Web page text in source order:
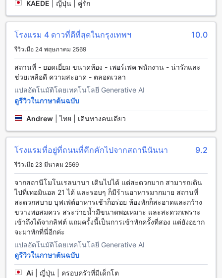
สุขุมวิท: แหล่งท่องเที่ยวและสถานที่สำคัญในกรุงเทพฯ
สุขุมวิทเป็นถนนที่เต็มไปด้วยชีวิตชีวาและเป็นจุดศูนย์กลางของ
เมืองกรุงเทพฯ ที่นี่เต็มไปด้วยโรงแรมหรูหรา ร้านอาหารสุดฟิน
และสถานบันเทิงที่น่าตื่นเต้น นอกจากนี้ยังมีแหล่งช็อปปิ้งที่หลาก
หลาย เริ่มตั้งแต่ห้างสรรพสินค้ามหาชัย ไปจนถึงตลาดนัดจตุจักรที่
เป็นแหล่งซื้อของที่น่าสนใจ
นอกจากสถานที่ช้อปปิ้งและสถานบันเทิง สุขุมวิทยังเป็นทางผ่าน
สวนลุมพินี สยามพารากอน และพระนครศรีอยุธยา ที่นี่ยังเป็นที่ตั้ง
ของสถานีรถไฟฟ้าสถานีนานา ซึ่งทำให้การเดินทางสะดวกสบาย
มากขึ้น
วิธีการเดินทางจากสนามบินไปยังโซลิแทร์ แบงค็อก สุขุมวิท 11
โซลิแทร์ แบงค็อก สุขุมวิท 11 เป็นสถานที่ที่ตั้งอยู่ในย่านสุขุมวิท
ของกรุงเทพฯ ในการเดินทางมายังโซลิแทร์ แบงค็อก สุขุมวิท 11
จากสนามบิน คุณสามารถเลือกใช้บริการรถแท็กซี่, รถรับส่งสนาม
บิน, รถไฟฟ้าและรถบัสได้ตามความสะดวกของคุณ
หากคุณต้องการความสะดวกสบายและรวดเร็ว คุณสามารถเรียก
ใช้บริการรถแท็กซี่ที่สนามบินได้ รถแท็กซี่จะมีจุดจอดอยู่นอก
อาคารท่าอากาศยาน คุณสามารถเลือกสนามบินที่ใกล้ที่สุดเช่น
สนามบินสุวรรณภูมิ หรือ สนามบินดอนเมือง แล้วสั่งรถแท็กซี่ไป
ยังโซลิแทร์ แบงค็อก สุขุมวิท 11
นอกจากนี้ คุณยังสามารถใช้บริการรถรับส่งสนามบินที่สนามบิน
ได้ รถรับส่งสนามบินมีจุดรับจ่ายที่สนามบินและสามารถจอดได้ที่
โซลิแทร์ แบงค็อก สุขุมวิท 11 โดยตรง
นอกจากนี้ คุณยังสามารถใช้บริการรถไฟฟ้าและรถบัสเพื่อเดินทาง
KAEDE ญี่ปุ่น | คู่รัก
โรงแรม 4 ดาวที่ดีที่สุดในกรุงเทพฯ 10.0
รีวิวเมื่อ 24 พฤษภาคม 2569
สถานที่ - ยอดเยี่ยม ขนาดห้อง - เพอร์เฟค พนักงาน - น่ารักและ
ช่วยเหลือดี ความสะอาด - ตลอดเวลา
แปลอัตโนมัติโดยเทคโนโลยี Generative AI
ดูรีวิวในภาษาต้นฉบับ
Andrew |ไทย | เดินทางคนเดียว
โรงแรมที่อยู่ที่ถนนที่คึกคักไปจากสถานีนันนา 9.2
รีวิวเมื่อ 23 มีนาคม 2569
จากสถานีโมโนเรลนานา เดินไปได้ แต่สะดวกมาก สามารถเดิน
ไปที่เทอมินอล 21 ได้ และรอบๆ ก็มีร้านอาหารมากมาย สถานที่
สะดวกสบาย บุฟเฟ่ต์อาหารเช้าก็อร่อย ห้องพักก็สะอาดและกว้าง
ขวางพอสมควร สระว่ายน้ำมีขนาดพอเหมาะ และสะดวกเพราะ
เข้าถึงได้จากลิฟต์ แถมครั้งนี้เป็นการเข้าพักครั้งที่สอง แต่ยังอยาก
จะมาพักที่นี่อีกค่ะ
แปลอัตโนมัติโดยเทคโนโลยี Generative AI
ดูรีวิวในภาษาต้นฉบับ
Ai ญี่ปุ่น | ครอบครัวที่มีเด็กโต